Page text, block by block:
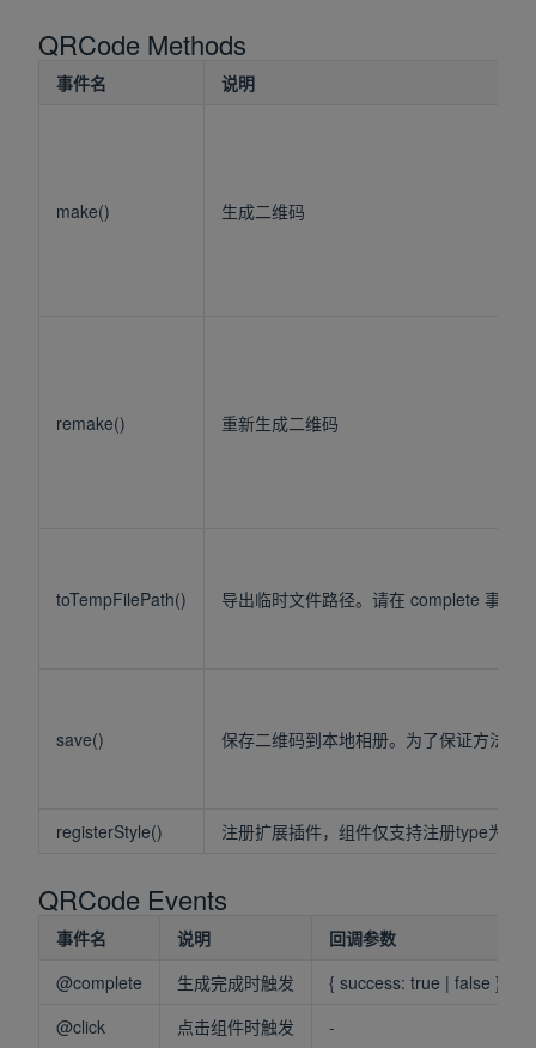
QRCode Methods
事件名 说明
make() 生成二维码
remake() 重新生成二维码
toTempFilePath() 导出临时文件路径。请在 complete 事件
save() 保存二维码到本地相册。为了保证方法调
registerStyle() 注册扩展插件，组件仅支持注册type为
QRCode Events
事件名 说明
回调参数
@complete
生成完成时触发
{ success: true | false }
@click
点击组件时触发 -